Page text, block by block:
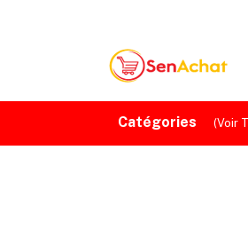
Catégories (Voir